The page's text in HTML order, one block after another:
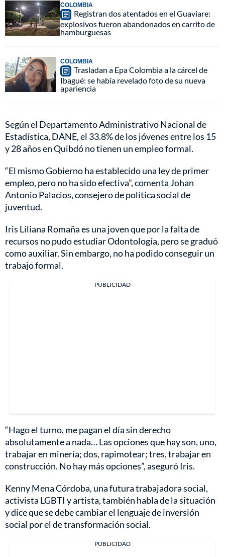
COLOMBIA
Registran dos atentados en el Guaviare:
explosivos fueron abandonados en carrito de
hamburguesas
COLOMBIA
Trasladan a Epa Colombia a la cárcel de
Ibagué: se había revelado foto de su nueva
apariencia
Según el Departamento Administrativo Nacional de
Estadística, DANE, el 33.8% de los jóvenes entre los 15
y 28 años en Quibdó no tienen un empleo formal.
“El mismo Gobierno ha establecido una ley de primer
empleo, pero no ha sido efectiva”, comenta Johan
Antonio Palacios, consejero de política social de
juventud.
Iris Liliana Romaña es una joven que por la falta de
recursos no pudo estudiar Odontología, pero se graduó
como auxiliar. Sin embargo, no ha podido conseguir un
trabajo formal.
PUBLICIDAD
“Hago el turno, me pagan el día sin derecho
absolutamente a nada… Las opciones que hay son, uno,
trabajar en minería; dos, rapimotear; tres, trabajar en
construcción. No hay más opciones”, aseguró Iris.
Kenny Mena Córdoba, una futura trabajadora social,
activista LGBTI y artista, también habla de la situación
y dice que se debe cambiar el lenguaje de inversión
social por el de transformación social.
PUBLICIDAD